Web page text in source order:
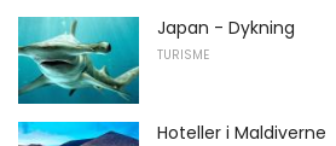
Japan - Dykning
TURISME
Hoteller i Maldiverne